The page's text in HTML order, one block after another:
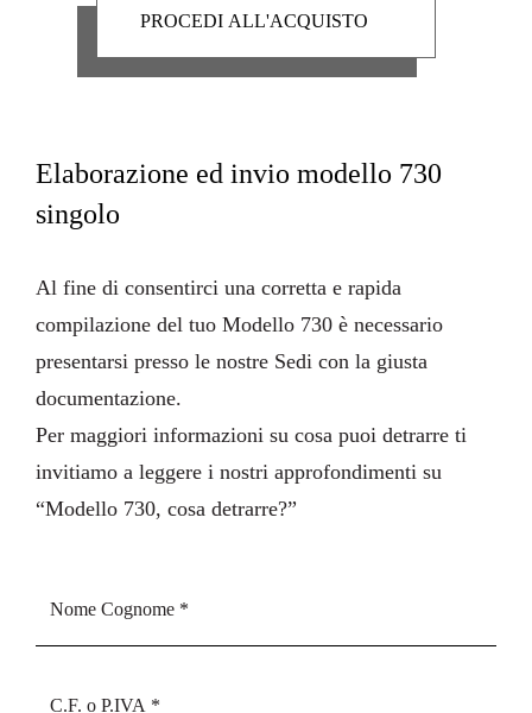
Elaborazione ed invio modello 730
singolo
Al fine di consentirci una corretta e rapida
compilazione del tuo Modello 730 è necessario
presentarsi presso le nostre Sedi con la giusta
documentazione.
Per maggiori informazioni su cosa puoi detrarre ti
invitiamo a leggere i nostri approfondimenti su
“Modello 730, cosa detrarre?”